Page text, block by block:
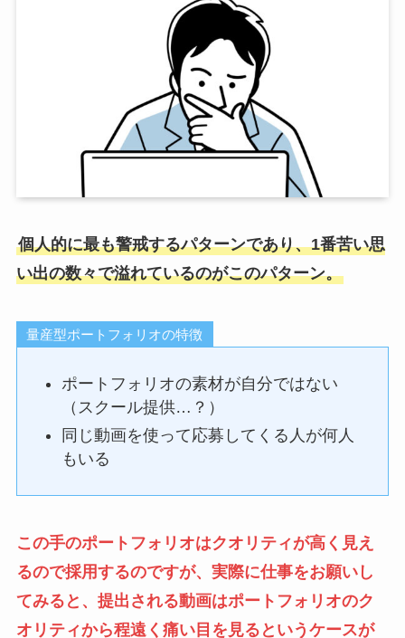
個人的に最も警戒するパターンであり、1番苦い思
い出の数々で溢れているのがこのパターン。
量産型ポートフォリオの特徴
ポートフォリオの素材が自分ではない
（スクール提供…？）
同じ動画を使って応募してくる人が何人
もいる
この手のポートフォリオはクオリティが高く見え
るので採用するのですが、実際に仕事をお願いし
てみると、提出される動画はポートフォリオのク
オリティから程遠く痛い目を見るというケースが